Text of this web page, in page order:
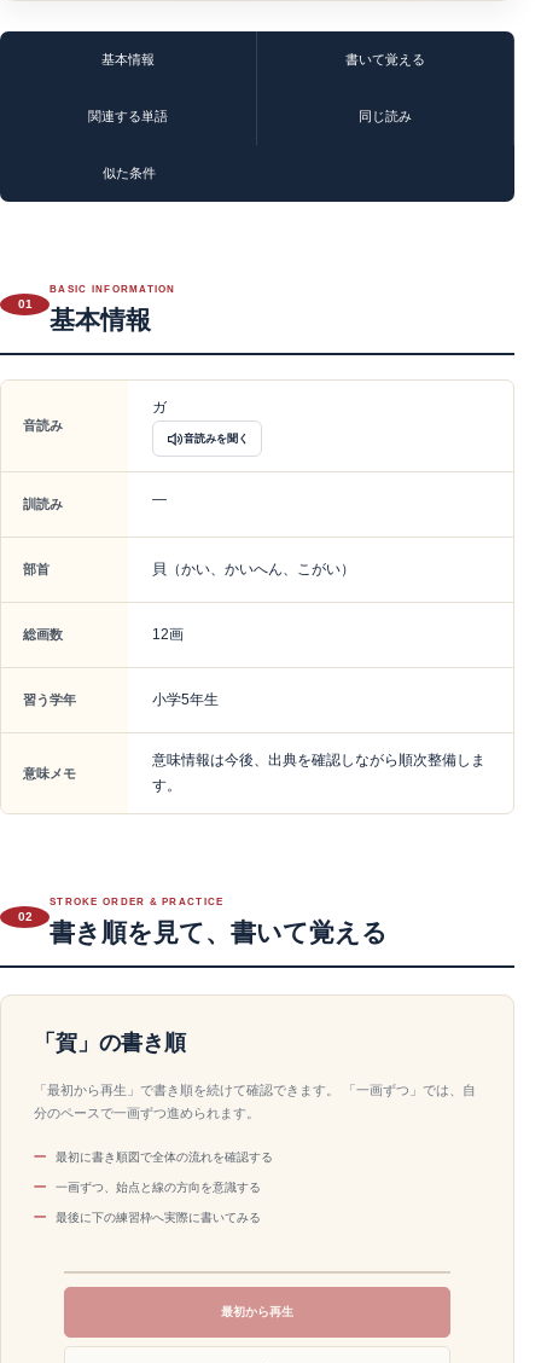
基本情報 書いて覚える
関連する単語 同じ読み
似た条件
01
BASIC INFORMATION
基本情報
音読み
ガ
音読みを聞く
訓読み —
部首 貝（かい、かいへん、こがい）
総画数 12画
習う学年 小学5年生
意味メモ
意味情報は今後、出典を確認しながら順次整備しま
す。
02
STROKE ORDER & PRACTICE
書き順を見て、書いて覚える
「賀」の書き順
「最初から再生」で書き順を続けて確認できます。 「一画ずつ」では、自
分のペースで一画ずつ進められます。
最初に書き順図で全体の流れを確認する
一画ずつ、始点と線の方向を意識する
最後に下の練習枠へ実際に書いてみる
最初から再生